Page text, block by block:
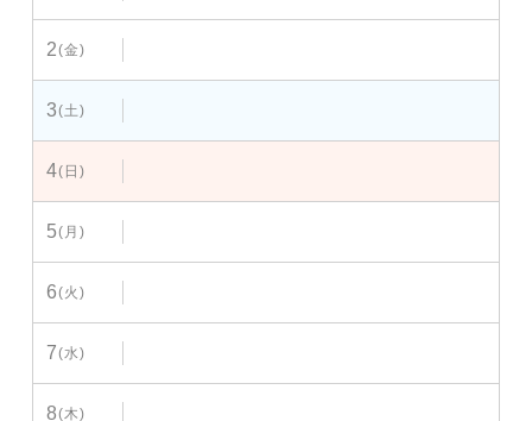
2(金)
3(土)
4(日)
5(月)
6(火)
7(水)
8(木)